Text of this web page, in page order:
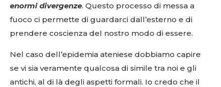
enormi divergenze. Questo processo di messa a
fuoco ci permette di guardarci dall’esterno e di
prendere coscienza del nostro modo di essere.
Nel caso dell’epidemia ateniese dobbiamo capire
se vi sia veramente qualcosa di simile tra noi e gli
antichi, al di là degli aspetti formali. Io credo che il